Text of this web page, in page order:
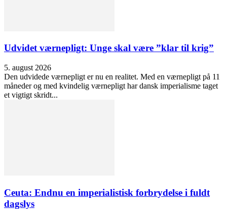
Udvidet værnepligt: Unge skal være ”klar til krig”
5. august 2026
Den udvidede værnepligt er nu en realitet. Med en værnepligt på 11
måneder og med kvindelig værnepligt har dansk imperialisme taget
et vigtigt skridt...
Ceuta: Endnu en imperialistisk forbrydelse i fuldt
dagslys